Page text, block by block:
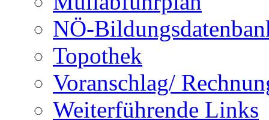
NÖ-
Topothek
Voranschlag/
Weiterführende Links